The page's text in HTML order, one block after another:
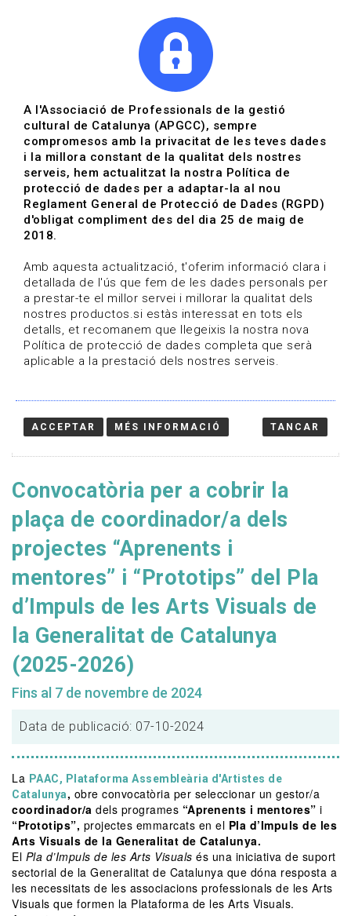
Convocatòries | Arts
visuals
Data de publicació: 07-10-2024
HOME
Convocatòria per a cobrir la
plaça de coordinador/a dels
projectes “Aprenents i
mentores” i “Prototips” del Pla
d’Impuls de les Arts Visuals de
la Generalitat de Catalunya
(2025-2026)
Fins al 7 de novembre de 2024
Data de publicació: 07-10-2024
La PAAC, Plataforma Assembleària d'Artistes de
Catalunya, obre convocatòria per seleccionar un gestor/a
coordinador/a dels programes “Aprenents i mentores” i
“Prototips”, projectes emmarcats en el Pla d’Impuls de les
Arts Visuals de la Generalitat de Catalunya.
El Pla d’Impuls de les Arts Visuals és una iniciativa de suport
sectorial de la Generalitat de Catalunya que dóna resposta a
les necessitats de les associacions professionals de les Arts
Visuals que formen la Plataforma de les Arts Visuals.
A l'Associació de Professionals de la gestió
cultural de Catalunya (APGCC), sempre
compromesos amb la privacitat de les teves dades
i la millora constant de la qualitat dels nostres
serveis, hem actualitzat la nostra Política de
protecció de dades per a adaptar-la al nou
Reglament General de Protecció de Dades (RGPD)
d'obligat compliment des del dia 25 de maig de
2018.
Amb aquesta actualització, t'oferim informació clara i
detallada de l'ús que fem de les dades personals per
a prestar-te el millor servei i millorar la qualitat dels
nostres productos.si estàs interessat en tots els
detalls, et recomanem que llegeixis la nostra nova
Política de protecció de dades completa que serà
aplicable a la prestació dels nostres serveis.
ACCEPTAR MÉS INFORMACIÓ TANCAR